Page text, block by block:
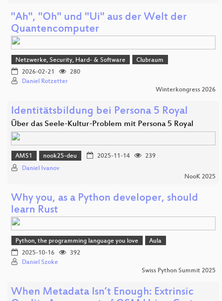
"Ah", "Oh" und "Ui" aus der Welt der
Quantencomputer
Netzwerke, Security, Hard- & Software
Clubraum
2026-02-21
280
Daniel Rotzetter
Winterkongress 2026
Identitätsbildung bei Persona 5 Royal
Über das Seele-Kultur-Problem mit Persona 5 Royal
AMS1 nook25-deu 2025-11-14
239
Daniel Ivanov
NooK 2025
Why you, as a Python developer, should
learn Rust
Python, the programming language you love
Aula
2025-10-16
392
Daniel Szoke
Swiss Python Summit 2025
When Metadata Isn’t Enough: Extrinsic